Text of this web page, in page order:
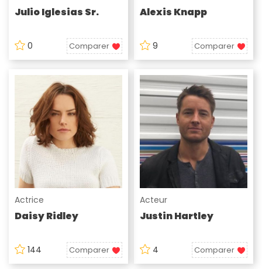
Julio Iglesias Sr.
0 Comparer
Alexis Knapp
9 Comparer
Actrice
Daisy Ridley
144 Comparer
Acteur
Justin Hartley
4 Comparer